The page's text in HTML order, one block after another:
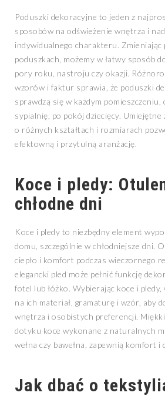
Poduszki dekoracyjne to jeden z
sposobów na odświeżenie wnętrza i
indywidualnego charakteru. Zmieniając
poduszkach, możemy w łatwy sposób
pory roku, nastroju czy okazji.
wzorów i faktur sprawia, że poduszki
sprawdzą się w każdym pomieszczeniu,
sypialnię, po pokój dziecięcy.
o różnych kształtach i rozmiarach
efektowną i przytulną aranżację.
Koce i pledy:
chłodne dni
Koce i pledy to niezbędny element
domu, szczególnie w chłodniejsze dni.
ciepło i komfort podczas wieczornego
elegancki pled może pełnić funkcję
fotel lub łóżko. Wybierając koce i
na ich materiał, gramaturę i wzór, aby
wnętrza i osobistych preferencji.
dotyku koce wykonane z naturalnych
wełna czy bawełna, zapewnią komfort i
Jak dbać o